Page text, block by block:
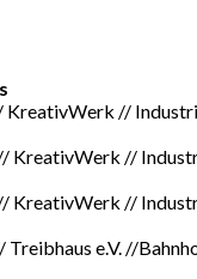
KreativWerk //
KreativWerk //
KreativWerk //
e.V. //